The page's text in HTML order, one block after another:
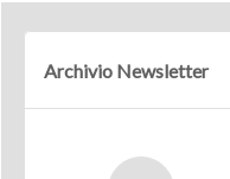
Archivio Newsletter